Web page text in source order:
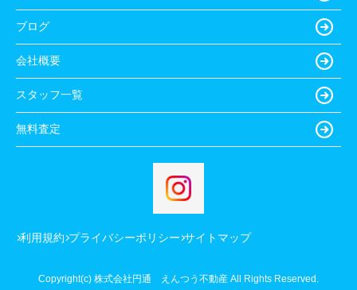
ブログ
会社概要
スタッフ一覧
無料査定
利用規約 プライバシーポリシー サイトマップ
Copyright(c) 株式会社円通 えんつう不動産 All Rights Reserved.